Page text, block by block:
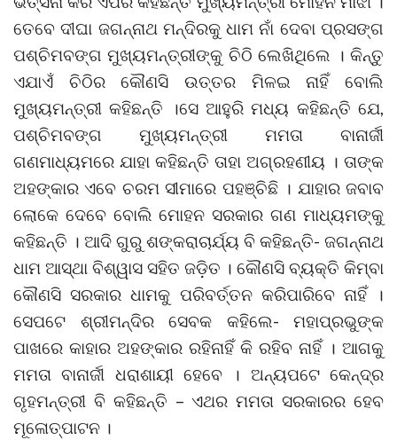
ତେବେ ଦୀଘା ଜଗନ୍ନାଥ ମନ୍ଦିରକୁ ଧାମ ନାଁ ଦେବା ପ୍ରସଙ୍ଗ
ପଶ୍ଚିମବଙ୍ଗ ମୁଖ୍ୟମନ୍ତ୍ରୀଙ୍କୁ ଚିଠି ଲେଖିଥିଲେ । କିନ୍ତୁ
ଏଯାଏଁ ଚିଠିର କୌଣସି ଉତ୍ତର ମିଳଇ ନାହିଁ ବୋଲି
ମୁଖ୍ୟମନ୍ତ୍ରୀ କହିଛନ୍ତି ।ସେ ଆହୁରି ମଧ୍ୟ କହିଛନ୍ତି ଯେ,
ପଶ୍ଚିମବଙ୍ଗ ମୁଖ୍ୟମନ୍ତ୍ରୀ ମମତା ବାନାର୍ଜୀ
ଗଣମାଧ୍ୟମରେ ଯାହା କହିଛନ୍ତି ତାହା ଅଗ୍ରହଣୀୟ । ତାଙ୍କ
ଅହଙ୍କାର ଏବେ ଚରମ ସୀମାରେ ପହଞ୍ଚିଛି । ଯାହାର ଜବାବ
ଲୋକେ ଦେବେ ବୋଲି ମୋହନ ସରକାର ଗଣ ମାଧ୍ୟମଙ୍କୁ
କହିଛନ୍ତି । ଆଦି ଗୁରୁ ଶଙ୍କରାଚାର୍ଯ୍ୟ ବି କହିଛନ୍ତି- ଜଗନ୍ନାଥ
ଧାମ ଆସ୍ଥା ବିଶ୍ୱାସ ସହିତ ଜଡ଼ିତ । କୌଣସି ବ୍ୟକ୍ତି କିମ୍ବା
କୌଣସି ସରକାର ଧାମକୁ ପରିବର୍ତ୍ତନ କରିପାରିବେ ନାହିଁ ।
ସେପଟେ ଶ୍ରୀମନ୍ଦିର ସେବକ କହିଲେ- ମହାପ୍ରଭୁଙ୍କ
ପାଖରେ କାହାର ଅହଙ୍କାର ରହିନାହିଁ କି ରହିବ ନାହିଁ । ଆଗକୁ
ମମତା ବାନାର୍ଜୀ ଧରାଶାୟୀ ହେବେ । ଅନ୍ୟପଟେ କେନ୍ଦ୍ର
ଗୃହମନ୍ତ୍ରୀ ବି କହିଛନ୍ତି – ଏଥର ମମତା ସରକାରର ହେବ
ମୂଳୋତ୍ପାଟନ ।